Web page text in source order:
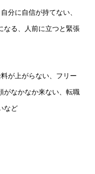
分に自信が持てない、
なる、人前に立つと緊張
が上がらない、フリー
がなかなか来ない、転職
など